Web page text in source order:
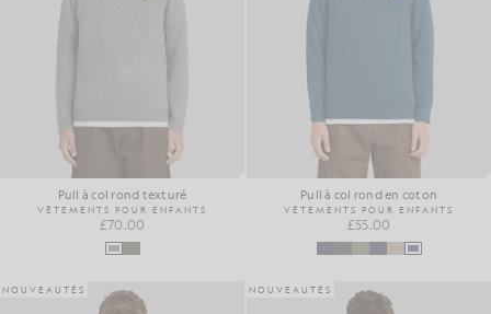
Pull à col rond texturé
VÊTEMENTS POUR ENFANTS
£70.00
Pull à col rond en coton
VÊTEMENTS POUR ENFANTS
£55.00
NOUVEAUTÉS NOUVEAUTÉS